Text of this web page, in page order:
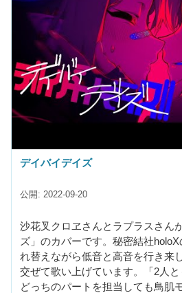
デイバイデイズ
公開: 2022-09-20
沙花叉クロヱさんとラプラスさん
ズ」のカバーです。秘密結社
れ替えながら低音と高音を行き来
交ぜて歌い上げています。「2人
どっちのパートを担当しても鳥肌